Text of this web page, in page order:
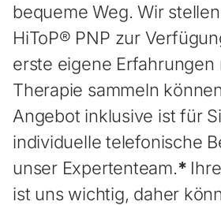
bequeme Weg. Wir
HiToP® PNP zur
erste eigene Erfahrungen
Therapie sammeln
Angebot inklusive ist für
individuelle telefonische
unser Expertenteam.*
ist uns wichtig, daher